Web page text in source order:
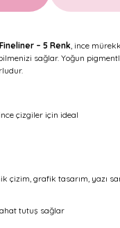
– 5 Renk, ince
sağlar. Yoğun
çizgiler için ideal
çizim, grafik tasarım, yazı
tutuş sağlar